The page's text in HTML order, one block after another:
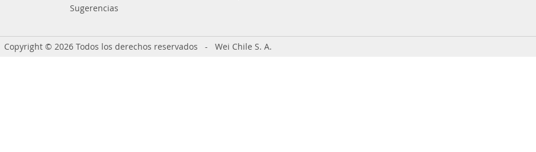
Sugerencias
Copyright © 2026 Todos los derechos reservados - Wei Chile S. A.